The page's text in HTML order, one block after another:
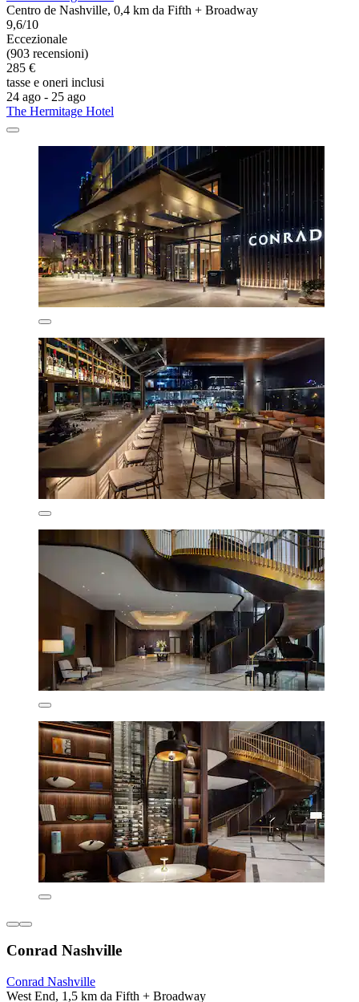
Centro de Nashville, 0,4 km da Fifth + Broadway
9,6/10
Eccezionale
(903 recensioni)
285 €
tasse e oneri inclusi
24 ago - 25 ago
The Hermitage Hotel
Conrad Nashville
Conrad Nashville
West End, 1,5 km da Fifth + Broadway